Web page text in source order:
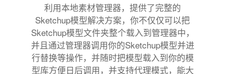
利用本地素材管理器，提供了完整的
Sketchup模型解决方案，你不仅仅可以把
Sketchup模型文件夹整个载入到管理器中，
并且通过管理器调用你的Sketchup模型并进
行替换等操作，并随时把模型载入到你的模
型库方便日后调用，并支持代理模式，能大